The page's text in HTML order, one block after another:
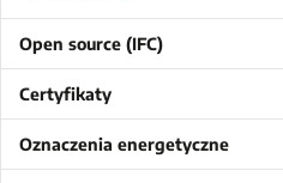
Open source (IFC)
Certyfikaty
Oznaczenia energetyczne